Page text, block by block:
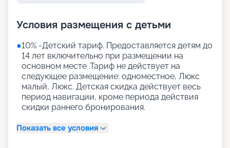
Условия размещения с детьми
●10% -Детский тариф. Предоставляется детям до
14 лет включительно при размещении на
основном месте .Тариф не действует на
следующее размещение: одноместное, Люкс
малый, Люкс. Детская скидка действует весь
период навигации, кроме периода действия
скидки раннего бронирования.
Показать все условия